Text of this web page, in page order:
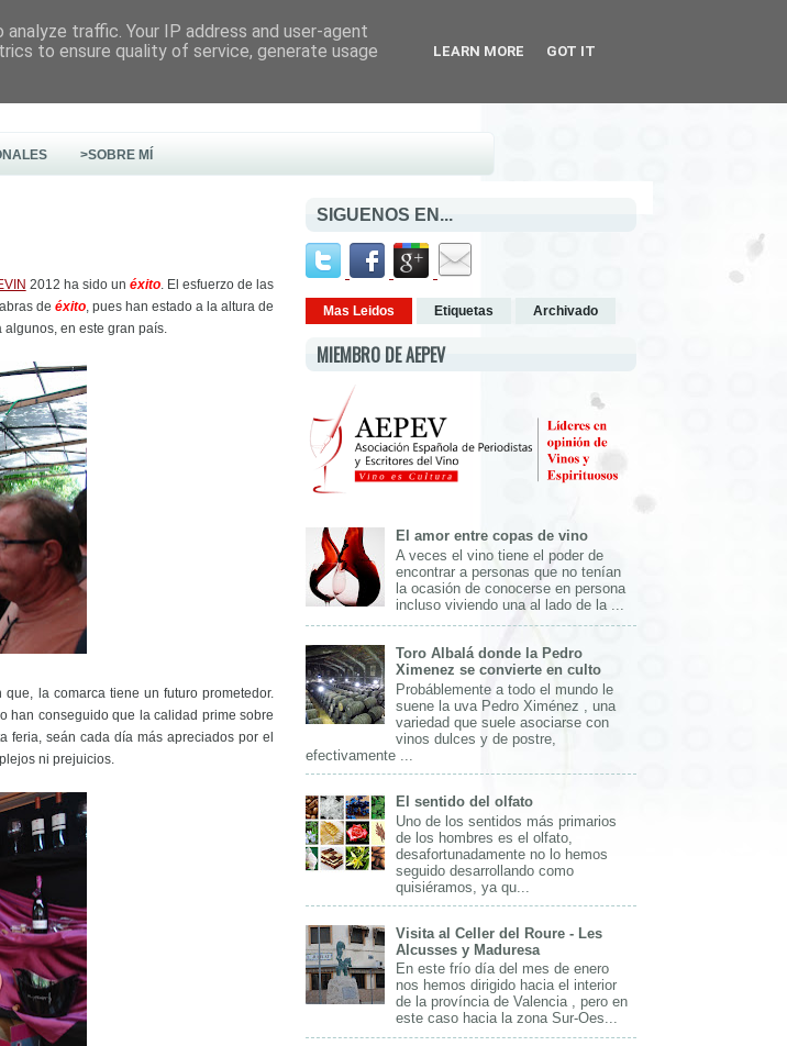
>SOBRE MÍ
2012 ha sido un éxito. El esfuerzo de las
de éxito, pues han estado a la altura de
en este gran país.
la comarca tiene un futuro prometedor.
han conseguido que la calidad prime sobre
feria, seán cada día más apreciados por el
ni prejuicios.
SIGUENOS EN...
Mas Leidos Etiquetas Archivado
MIEMBRO DE AEPEV
El amor entre copas de vino
A veces el vino tiene el poder de
encontrar a personas que no tenían
la ocasión de conocerse en persona
incluso viviendo una al lado de la ...
Toro Albalá donde la Pedro
Ximenez se convierte en culto
Probáblemente a todo el mundo le
suene la uva Pedro Ximénez , una
variedad que suele asociarse con
vinos dulces y de postre,
efectivamente ...
El sentido del olfato
Uno de los sentidos más primarios
de los hombres es el olfato,
desafortunadamente no lo hemos
seguido desarrollando como
quisiéramos, ya qu...
Visita al Celler del Roure - Les
Alcusses y Maduresa
En este frío día del mes de enero
nos hemos dirigido hacia el interior
de la província de Valencia , pero en
este caso hacia la zona Sur-Oes...
traffic. Your IP address and user-agent
to ensure quality of service, generate usage
LEARN MORE GOT IT